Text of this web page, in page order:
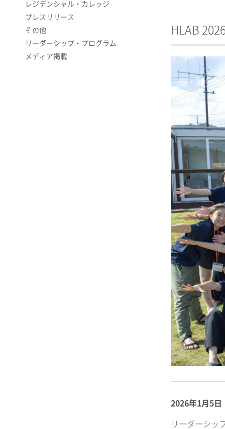
HLAB
2026年1月5日
リーダーシッ
レジデンシャル・カレッジ
プレスリリース
その他
リーダーシップ・プログラム
メディア掲載